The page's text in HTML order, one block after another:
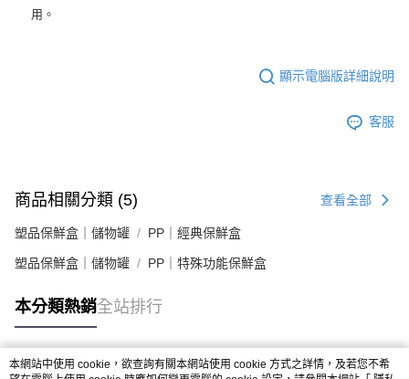
用。
顯示電腦版詳細說明
客服
商品相關分類 (5) 查看全部
塑品保鮮盒｜儲物罐 PP｜經典保鮮盒
塑品保鮮盒｜儲物罐 PP｜特殊功能保鮮盒
本分類熱銷全站排行
本網站中使用 cookie，欲查詢有關本網站使用 cookie 方式之詳情，及若您不希